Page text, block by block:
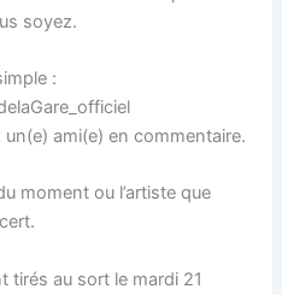
soyez.
:
ami(e) en commentaire.
moment ou l’artiste que
tirés au sort le mardi 21